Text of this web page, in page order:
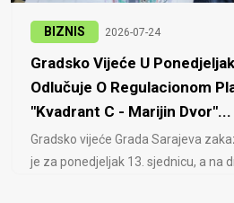
BIZNIS 2026-07-24
Gradsko Vijeće U Ponedjeljak
Odlučuje O Regulacionom
"Kvadrant C - Marijin Dvor"...
Gradsko vijeće Grada Sarajeva
je za ponedjeljak 13. sjednicu, a na